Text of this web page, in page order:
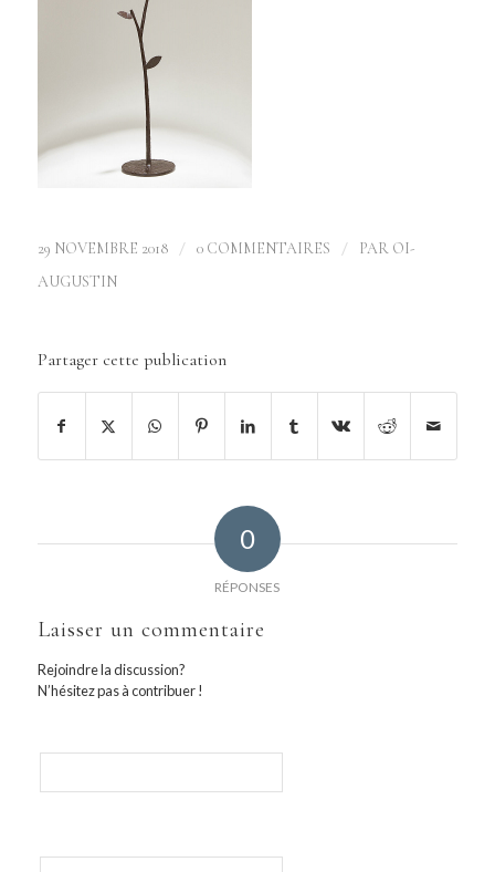
29 NOVEMBRE 2018 / 0 COMMENTAIRES / PAR OI-
AUGUSTIN
Partager cette publication
0
RÉPONSES
Laisser un commentaire
Rejoindre la discussion?
N’hésitez pas à contribuer !